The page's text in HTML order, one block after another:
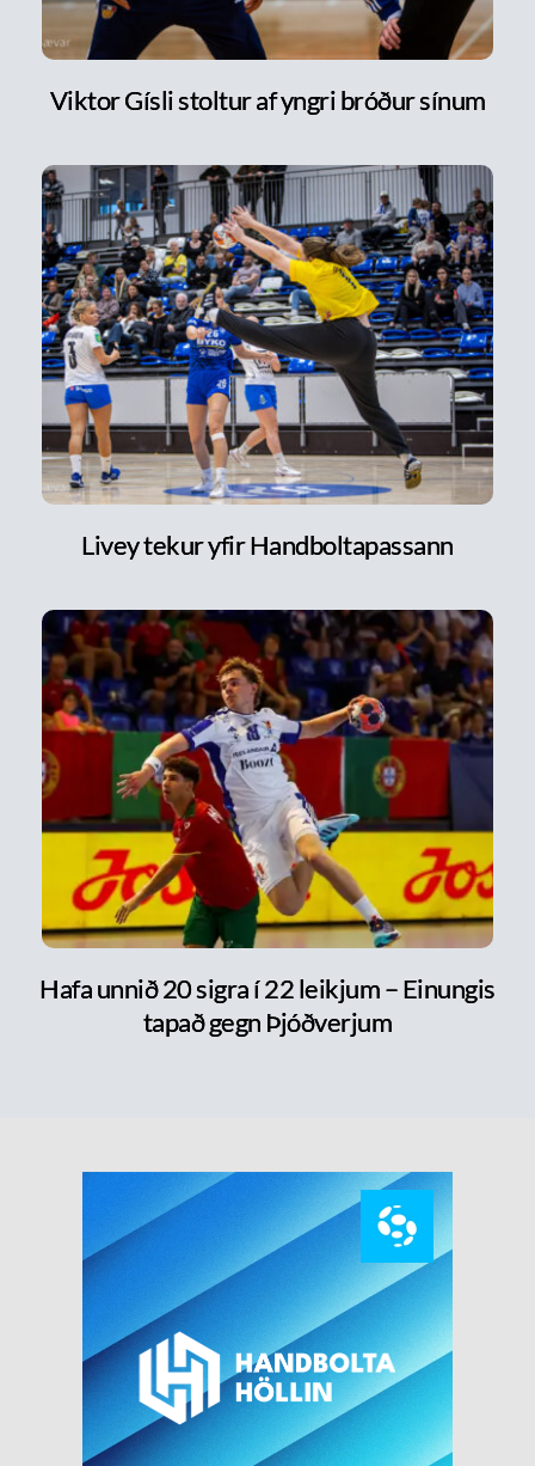
Viktor Gísli stoltur af yngri bróður sínum
Livey tekur yfir Handboltapassann
Hafa unnið 20 sigra í 22 leikjum – Einungis
tapað gegn Þjóðverjum